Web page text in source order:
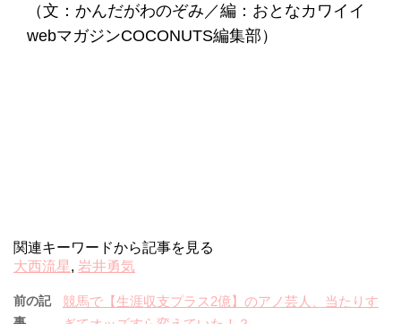
（文：かんだがわのぞみ／編：おとなカワイイ
webマガジンCOCONUTS編集部）
関連キーワードから記事を見る
大西流星, 岩井勇気
前の記
競馬で【生涯収支プラス2億】のアノ芸人、当たりす